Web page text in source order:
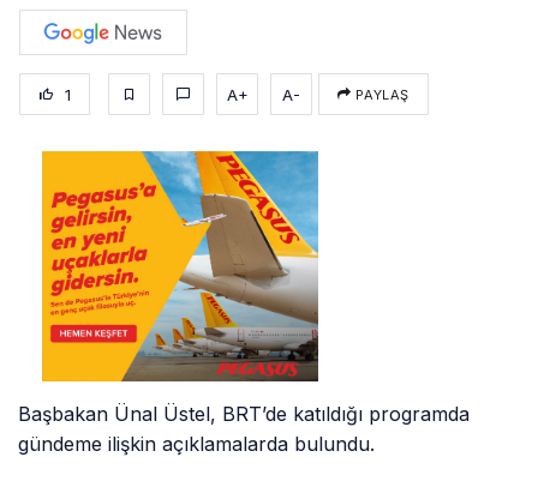
1 A+ A- PAYLAŞ
Başbakan Ünal Üstel, BRT’de katıldığı programda
gündeme ilişkin açıklamalarda bulundu.